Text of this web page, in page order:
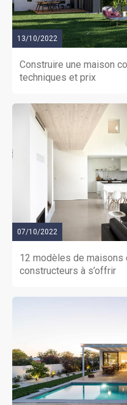
13/10/2022
Construire une maison
techniques et prix
07/10/2022
12 modèles de maisons
constructeurs à s’offrir